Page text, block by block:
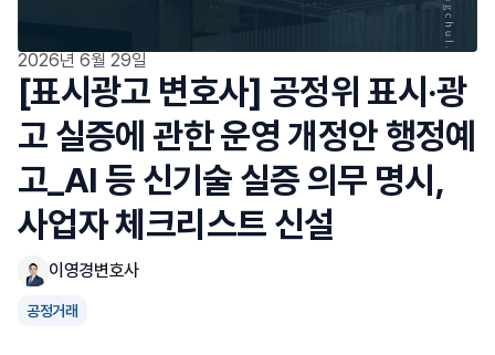
2026년 6월 29일
[표시광고 변호사] 공정위 표시·광
고 실증에 관한 운영 개정안 행정예
고_AI 등 신기술 실증 의무 명시,
사업자 체크리스트 신설
이영경변호사
공정거래